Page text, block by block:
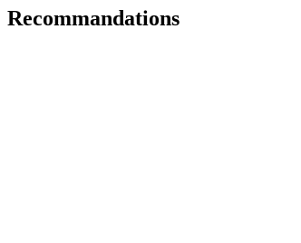
Recommandations